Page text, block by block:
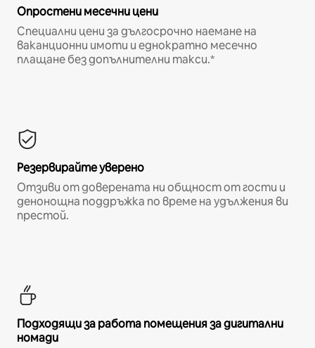
Опростени месечни цени
Специални цени за дългосрочно наемане на
ваканционни имоти и еднократно месечно
плащане без допълнителни такси.*
Резервирайте уверено
Отзиви от доверената ни общност от гости и
денонощна поддръжка по време на удължения ви
престой.
Подходящи за работа помещения за дигитални
номади